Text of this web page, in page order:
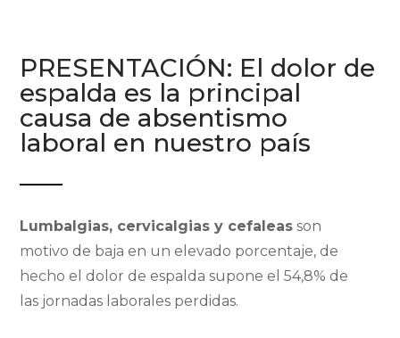
PRESENTACIÓN: El dolor de
espalda es la principal
causa de absentismo
laboral en nuestro país
Lumbalgias, cervicalgias y cefaleas son
motivo de baja en un elevado porcentaje, de
hecho el dolor de espalda supone el 54,8% de
las jornadas laborales perdidas.